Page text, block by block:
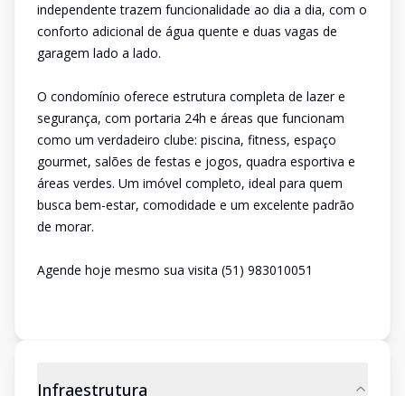
independente trazem funcionalidade ao dia a dia, com o
conforto adicional de água quente e duas vagas de
garagem lado a lado.
O condomínio oferece estrutura completa de lazer e
segurança, com portaria 24h e áreas que funcionam
como um verdadeiro clube: piscina, fitness, espaço
gourmet, salões de festas e jogos, quadra esportiva e
áreas verdes. Um imóvel completo, ideal para quem
busca bem-estar, comodidade e um excelente padrão
de morar.
Agende hoje mesmo sua visita (51) 983010051
Infraestrutura